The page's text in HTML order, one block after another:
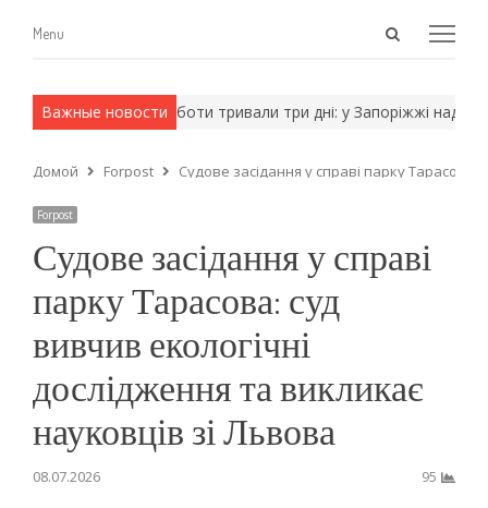
Open
Menu
Menu
Важные новости
методы. Роботи тривали три дні: у Запоріжжі
Домой Forpost Судове засідання у справі парку Тарасова:
Forpost
Судове засідання у справі
парку Тарасова: суд
вивчив екологічні
дослідження та викликає
науковців зі Львова
08.07.2026 95